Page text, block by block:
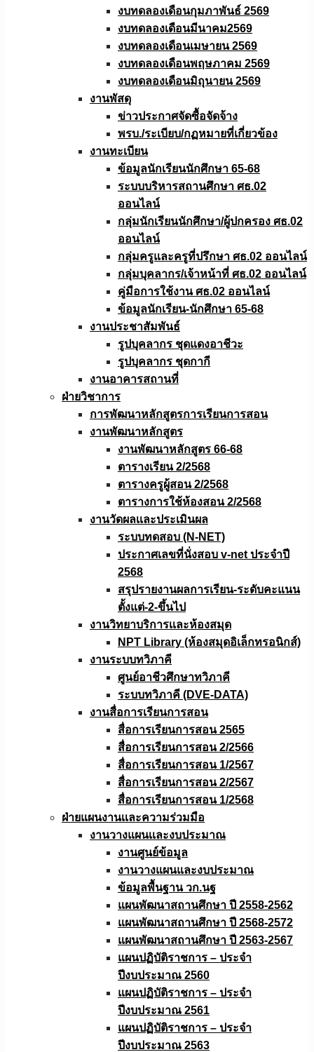
งบทดลองเดือนกุมภาพันธ์ 2569
งบทดลองเดือนมีนาคม2569
งบทดลองเดือนเมษายน 2569
งบทดลองเดือนพฤษภาคม 2569
งบทดลองเดือนมิถุนายน 2569
งานพัสดุ
ข่าวประกาศจัดซื้อจัดจ้าง
พรบ./ระเบียบ/กฏหมายที่เกี่ยวข้อง
งานทะเบียน
ข้อมูลนักเรียนนักศึกษา 65-68
ระบบบริหารสถานศึกษา ศธ.02
ออนไลน์
กลุ่มนักเรียนนักศึกษา/ผู้ปกครอง ศธ.02
ออนไลน์
กลุ่มครูและครูที่ปรึกษา ศธ.02 ออนไลน์
กลุ่มบุคลากร/เจ้าหน้าที่ ศธ.02 ออนไลน์
คู่มือการใช้งาน ศธ.02 ออนไลน์
ข้อมูลนักเรียน-นักศึกษา 65-68
งานประชาสัมพันธ์
รูปบุคลากร ชุดแดงอาชีวะ
รูปบุคลากร ชุดกากี
งานอาคารสถานที่
ฝ่ายวิชาการ
การพัฒนาหลักสูตรการเรียนการสอน
งานพัฒนาหลักสูตร
งานพัฒนาหลักสูตร 66-68
ตารางเรียน 2/2568
ตารางครูผู้สอน 2/2568
ตารางการใช้ห้องสอน 2/2568
งานวัดผลเเละประเมินผล
ระบบทดสอบ (N-NET)
ประกาศเลขที่นั่งสอบ v-net ประจำปี
2568
สรุปรายงานผลการเรียน-ระดับคะแนน
ตั้งแต่-2-ขึ้นไป
งานวิทยาบริการเเละห้องสมุด
NPT Library (ห้องสมุดอิเล็กทรอนิกส์)
งานระบบทวิภาคี
ศูนย์อาชีวศึกษาทวิภาคี
ระบบทวิภาคี (DVE-DATA)
งานสื่อการเรียนการสอน
สื่อการเรียนการสอน 2565
สื่อการเรียนการสอน 2/2566
สื่อการเรียนการสอน 1/2567
สื่อการเรียนการสอน 2/2567
สื่อการเรียนการสอน 1/2568
ฝ่ายแผนงานเเละความร่วมมือ
งานวางแผนเเละงบประมาณ
งานศูนย์ข้อมูล
งานวางแผนและงบประมาณ
ข้อมูลพื้นฐาน วก.นฐ
แผนพัฒนาสถานศึกษา ปี 2558-2562
แผนพัฒนาสถานศึกษา ปี 2568-2572
แผนพัฒนาสถานศึกษา ปี 2563-2567
แผนปฏิบัติราชการ – ประจำ
ปีงบประมาณ 2560
แผนปฏิบัติราชการ – ประจำ
ปีงบประมาณ 2561
แผนปฏิบัติราชการ – ประจำ
ปีงบประมาณ 2563